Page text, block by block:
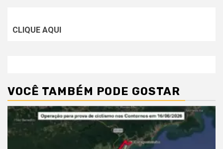
CLIQUE AQUI
VOCÊ TAMBÉM PODE GOSTAR